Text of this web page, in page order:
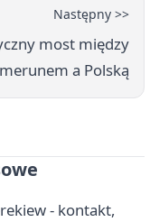
Następny >>
most między
a Polską
- kontakt,